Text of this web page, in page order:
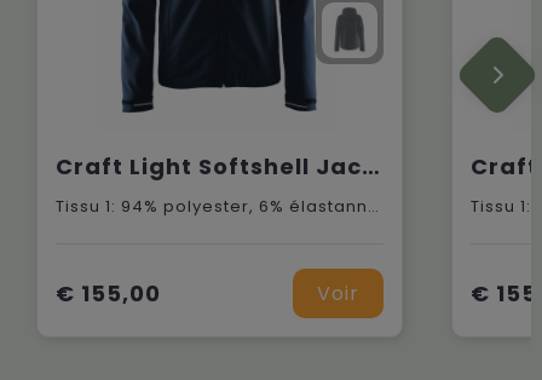
Craft Light Softshell Jacket M
Tissu 1: 94% polyester, 6% élastanne. Tissu 2: 100% polyester.
€ 155,00 Voir €